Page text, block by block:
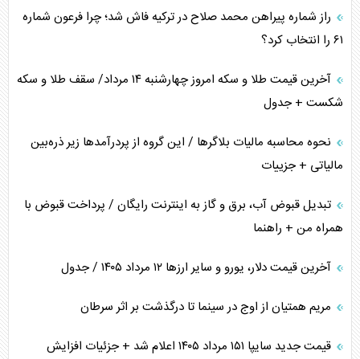
خطای راهبردی ترامپ مقابل برزیل
راز شماره پیراهن محمد صلاح در ترکیه فاش شد؛ چرا فرعون شماره
۶۱ را انتخاب کرد؟
آخرین قیمت طلا و سکه امروز چهارشنبه ۱۴ مرداد/ سقف طلا و سکه
شکست + جدول
نحوه محاسبه مالیات بلاگر‌ها / این گروه از پردرآمد‌ها زیر ذره‌بین
مالیاتی + جزییات
تبدیل قبوض آب، برق و گاز به اینترنت رایگان / پرداخت قبوض با
همراه من + راهنما
آخرین قیمت دلار، یورو و سایر ارز‌ها ۱۲ مرداد ۱۴۰۵ / جدول
مریم همتیان از اوج در سینما تا درگذشت بر اثر سرطان
قیمت جدید سایپا ۱۵۱ مرداد ۱۴۰۵ اعلام شد + جزئیات افزایش